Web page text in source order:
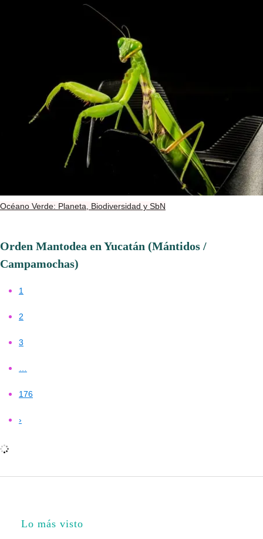
Océano Verde: Planeta, Biodiversidad y SbN
Orden Mantodea en Yucatán (Mántidos /
Campamochas)
1
2
3
…
176
›
Lo más visto